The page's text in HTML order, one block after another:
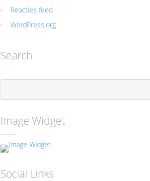
Reacties feed
WordPress.org
Search
Image Widget
Social Links